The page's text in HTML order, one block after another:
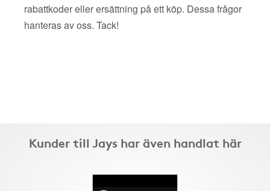
rabattkoder eller ersättning på ett köp. Dessa frågor
hanteras av oss. Tack!
Kunder till Jays har även handlat här